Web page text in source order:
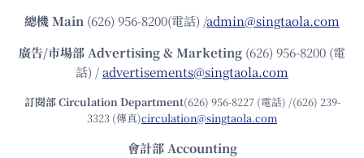
總機Main (626) 956-8200(電話) /admin@singtaola.com
廣告/市場部Advertising & Marketing (626) 956-8200 (電
話) /advertisements@singtaola.com
訂閱部 Circulation Department(626) 956-8227 (電話) /(626) 239-
3323 (傳真)circulation@singtaola.com
會計部 Accounting